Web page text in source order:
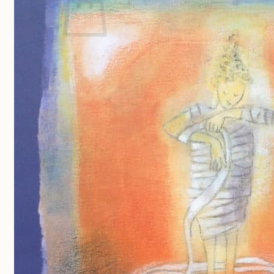
Geen producten in de winkelwagen.
Terug naar winkel
Aanmelden nieuwsbrief